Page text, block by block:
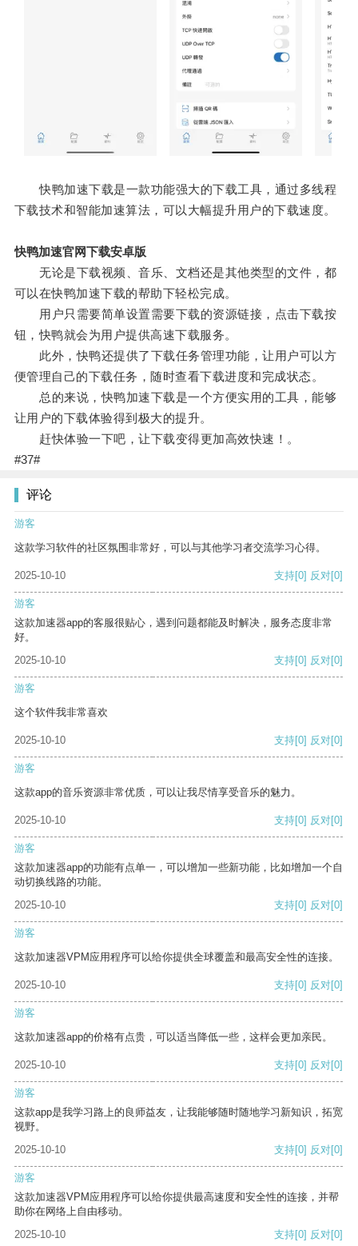
快鸭加速下载是一款功能强大的下载工具，通过多线程
下载技术和智能加速算法，可以大幅提升用户的下载速度。
快鸭加速官网下载安卓版
无论是下载视频、音乐、文档还是其他类型的文件，都
可以在快鸭加速下载的帮助下轻松完成。
用户只需要简单设置需要下载的资源链接，点击下载按
钮，快鸭就会为用户提供高速下载服务。
此外，快鸭还提供了下载任务管理功能，让用户可以方
便管理自己的下载任务，随时查看下载进度和完成状态。
总的来说，快鸭加速下载是一个方便实用的工具，能够
让用户的下载体验得到极大的提升。
赶快体验一下吧，让下载变得更加高效快速！。
#37#
评论
游客
这款学习软件的社区氛围非常好，可以与其他学习者交流学习心得。
2025-10-10 支持[0] 反对[0]
游客
这款加速器app的客服很贴心，遇到问题都能及时解决，服务态度非常
好。
2025-10-10
支持[0] 反对[0]
游客
这个软件我非常喜欢
2025-10-10 支持[0] 反对[0]
游客
这款app的音乐资源非常优质，可以让我尽情享受音乐的魅力。
2025-10-10 支持[0] 反对[0]
游客
这款加速器app的功能有点单一，可以增加一些新功能，比如增加一个自
动切换线路的功能。
2025-10-10
支持[0] 反对[0]
游客
这款加速器VPM应用程序可以给你提供全球覆盖和最高安全性的连接。
2025-10-10 支持[0] 反对[0]
游客
这款加速器app的价格有点贵，可以适当降低一些，这样会更加亲民。
2025-10-10 支持[0] 反对[0]
游客
这款app是我学习路上的良师益友，让我能够随时随地学习新知识，拓宽
视野。
2025-10-10
支持[0] 反对[0]
游客
这款加速器VPM应用程序可以给你提供最高速度和安全性的连接，并帮
助你在网络上自由移动。
2025-10-10
支持[0] 反对[0]